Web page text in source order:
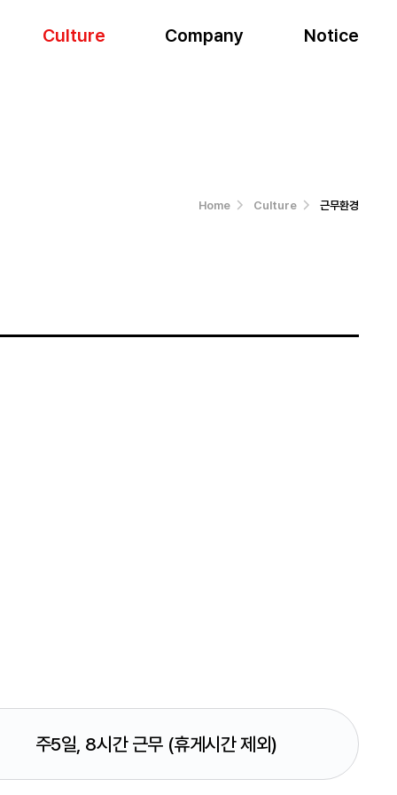
Culture Company Notice
Home Culture 근무환경
주5일, 8시간 근무 (휴게시간 제외)